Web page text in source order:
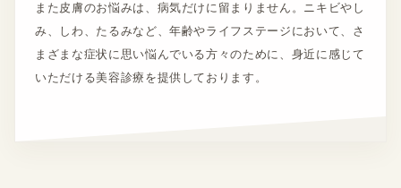
また皮膚のお悩みは、病気だけに留まりません。ニキビやし
み、しわ、たるみなど、年齢やライフステージにおいて、さ
まざまな症状に思い悩んでいる方々のために、身近に感じて
いただける美容診療を提供しております。